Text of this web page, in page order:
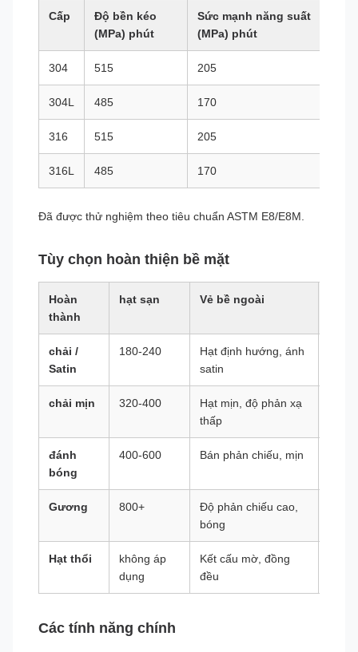
Cấp
Độ bền kéo
(MPa) phút
Sức mạnh năng suất
(MPa) phút
304 515 205
304L 485 170
316 515 205
316L 485 170
Đã được thử nghiệm theo tiêu chuẩn ASTM E8/E8M.
Tùy chọn hoàn thiện bề mặt
Hoàn
thành
hạt sạn Vẻ bề ngoài
chải /
Satin
180-240
Hạt định hướng, ánh
satin
chải mịn 320-400
Hạt mịn, độ phản xạ
thấp
đánh
bóng
400-600 Bán phản chiếu, mịn
Gương 800+
Độ phản chiếu cao,
bóng
Hạt thổi
không áp
dụng
Kết cấu mờ, đồng
đều
Các tính năng chính